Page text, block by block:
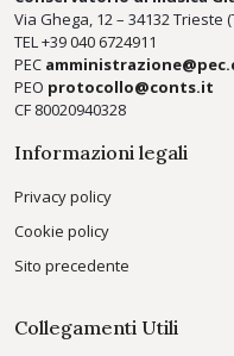
Via Ghega, 12 – 34132 Trieste
TEL +39040 6724911
PEC
PEO protocollo@conts.it
CF 80020940328
Informazioni legali
Privacy policy
Cookie policy
Sito precedente
Collegamenti Utili